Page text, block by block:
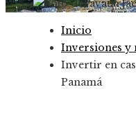
Inicio
Inversiones y
Invertir en
Panamá